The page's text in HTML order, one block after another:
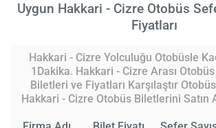
Uygun Hakkari - Cizre Otobüs
Fiyatları
Hakkari - Cizre Yolculuğu Otobüsle
1Dakika. Hakkari - Cizre Arası Otobüs
Biletleri ve Fiyatları Karşılaştır
Hakkari - Cizre Otobüs Biletlerini Satın